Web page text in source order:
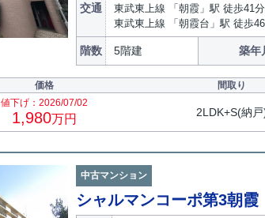
交通
東武東上線 「朝霞」駅 徒歩41分
東武東上線 「朝霞台」駅 徒歩
階数 5階建 築年
価格 間取り
値下げ：2026/07/02
1,980万円 2LDK+S(納戸
中古マンション
シャルマンコーポ第3朝